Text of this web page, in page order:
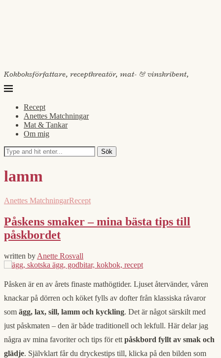
Kokboksförfattare, receptkreatör, mat- & vinskribent,
Recept
Anettes Matchningar
Mat & Tankar
Om mig
Sök
lamm
Anettes MatchningarRecept
Påskens smaker – mina bästa tips till
påskbordet
written by Anette Rosvall
Påsken är en av årets finaste mathögtider. Ljuset återvänder, våren
knackar på dörren och köket fylls av dofter från klassiska råvaror
som ägg, lax, sill, lamm och kyckling. Det är något särskilt med
just påskmaten – den är både traditionell och lekfull. Här delar jag
några av mina favoriter och tips för ett påskbord fyllt av smak och
glädje. Självklart får du dryckestips till, klicka på den bilden som